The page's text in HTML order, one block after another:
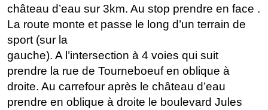
château d’eau sur 3km. Au stop prendre en face .
La route monte et passe le long d’un terrain de
sport (sur la
gauche). A l’intersection à 4 voies qui suit
prendre la rue de Tourneboeuf en oblique à
droite. Au carrefour après le château d’eau
prendre en oblique à droite le boulevard Jules